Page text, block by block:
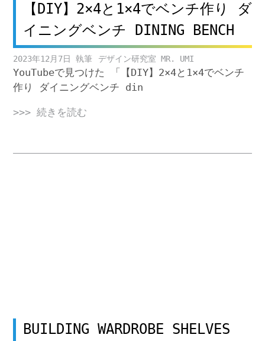
【DIY】2×4と1×4でベンチ作り ダ
イニングベンチ DINING BENCH
2023年12月7日 デザイン研究室 MR. UMI
YouTubeで見つけた 「【DIY】2×4と1×4でベンチ
作り ダイニングベンチ din
>>> 続きを読む
BUILDING WARDROBE SHELVES